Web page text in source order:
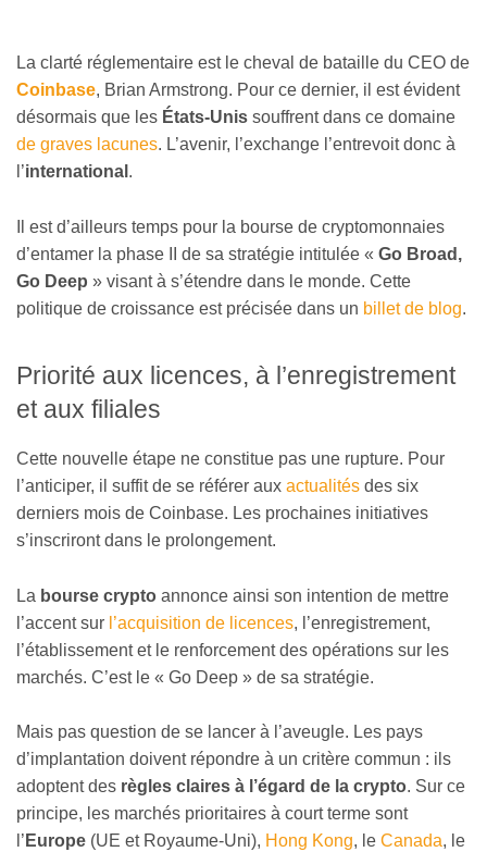
La clarté réglementaire est le cheval de bataille du CEO de
Coinbase, Brian Armstrong. Pour ce dernier, il est évident
désormais que les États-Unis souffrent dans ce domaine
de graves lacunes. L’avenir, l’exchange l’entrevoit donc à
l’international .
Il est d’ailleurs temps pour la bourse de cryptomonnaies
d’entamer la phase II de sa stratégie intitulée « Go Broad,
Go Deep » visant à s’étendre dans le monde. Cette
politique de croissance est précisée dans un billet de blog.
Priorité aux licences, à l’enregistrement
et aux filiales
Cette nouvelle étape ne constitue pas une rupture. Pour
l’anticiper, il suffit de se référer aux actualités des six
derniers mois de Coinbase. Les prochaines initiatives
s’inscriront dans le prolongement.
La bourse crypto annonce ainsi son intention de mettre
l’accent sur l’acquisition de licences, l’enregistrement,
l’établissement et le renforcement des opérations sur les
marchés. C’est le « Go Deep » de sa stratégie.
Mais pas question de se lancer à l’aveugle. Les pays
d’implantation doivent répondre à un critère commun : ils
adoptent des règles claires à l’égard de la crypto. Sur ce
principe, les marchés prioritaires à court terme sont
l’ Europe (UE et Royaume-Uni), Hong Kong, le Canada, le